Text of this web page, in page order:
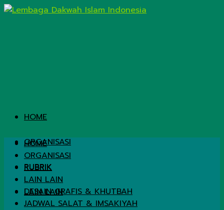
HOME
ORGANISASI
RUBRIK
LAIN LAIN
HOME
ORGANISASI
RUBRIK
LAIN LAIN
DESAIN GRAFIS & KHUTBAH
JADWAL SALAT & IMSAKIYAH